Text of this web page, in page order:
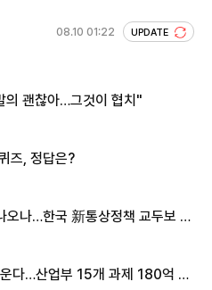
08.10 01:22 UPDATE
괜찮아…그것이 협치"
즈, 정답은?
오나…한국 新통상정책 교두보 활
다…산업부 15개 과제 180억 지